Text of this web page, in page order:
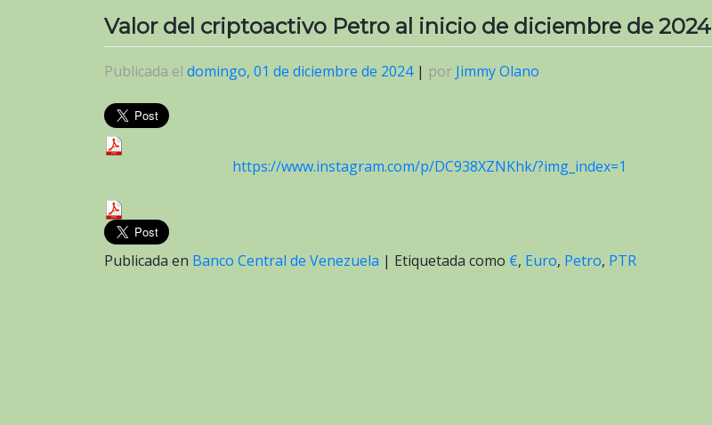
Valor del criptoactivo Petro al inicio de diciembre de 2024
Publicada el domingo, 01 de diciembre de 2024| por Jimmy Olano
https://www.instagram.com/p/DC938XZNKhk/?img_index=1
Publicada en Banco Central de Venezuela | Etiquetada como €, Euro, Petro, PTR